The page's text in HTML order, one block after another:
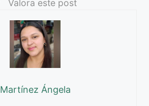
Valora este post
Martínez Ángela